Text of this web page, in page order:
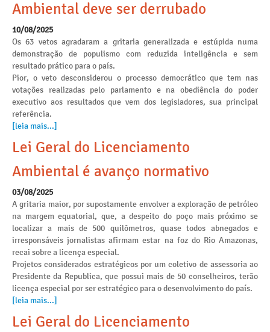
Ambiental deve ser derrubado
10/08/2025
Os 63 vetos agradaram a gritaria generalizada e estúpida numa
demonstração de populismo com reduzida inteligência e sem
resultado prático para o país.
Pior, o veto desconsiderou o processo democrático que tem nas
votações realizadas pelo parlamento e na obediência do poder
executivo aos resultados que vem dos legisladores, sua principal
referência.
[leia mais...]
Lei Geral do Licenciamento
Ambiental é avanço normativo
03/08/2025
A gritaria maior, por supostamente envolver a exploração de petróleo
na margem equatorial, que, a despeito do poço mais próximo se
localizar a mais de 500 quilômetros, quase todos abnegados e
irresponsáveis jornalistas afirmam estar na foz do Rio Amazonas,
recai sobre a licença especial.
Projetos considerados estratégicos por um coletivo de assessoria ao
Presidente da Republica, que possui mais de 50 conselheiros, terão
licença especial por ser estratégico para o desenvolvimento do país.
[leia mais...]
Lei Geral do Licenciamento